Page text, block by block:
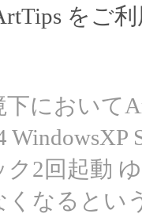
をご
において
WindowsXP
ク2回起動
くなるとい